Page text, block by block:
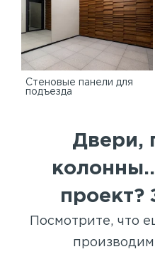
Стеновые панели для
подъезда
Двери,
проект?
Посмотрите, что